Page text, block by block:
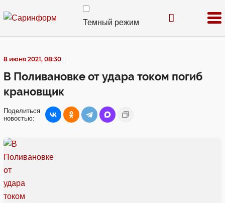
Темный режим
8 июня 2021, 08:30
В Поливановке от удара током погиб
крановщик
Поделиться
новостью: